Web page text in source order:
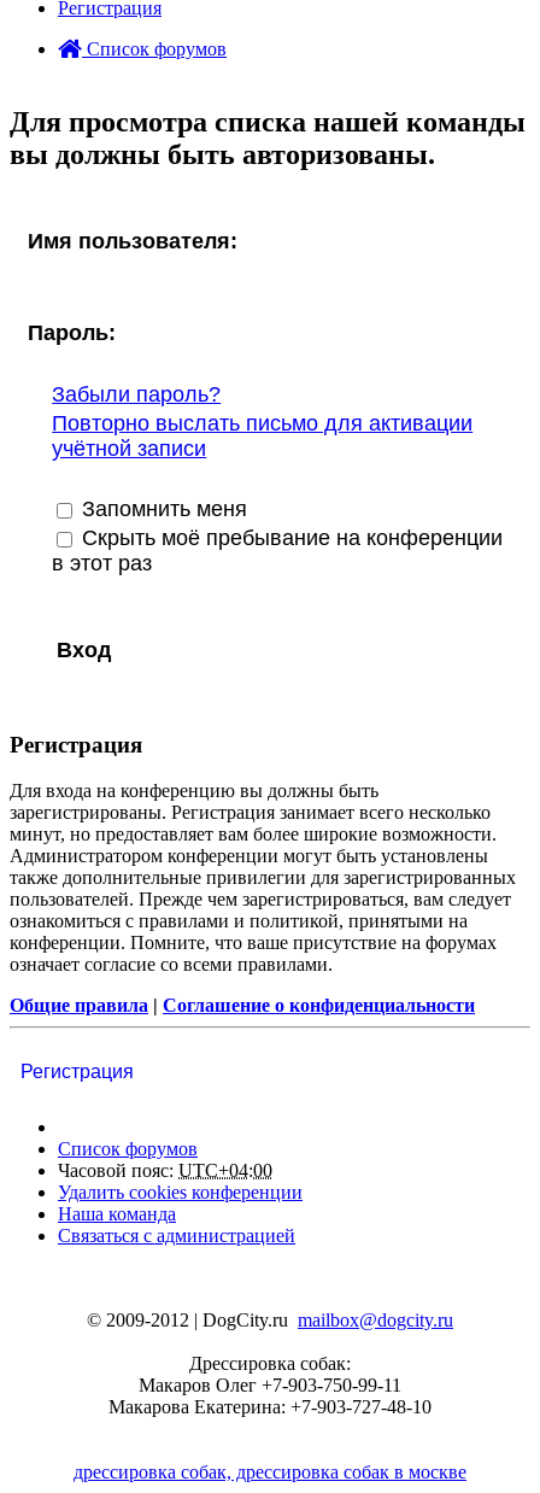
Регистрация
Список форумов
Для просмотра списка нашей команды
вы должны быть авторизованы.
Имя пользователя:
Пароль:
Забыли пароль?
Повторно выслать письмо для активации
учётной записи
Запомнить меня
Скрыть моё пребывание на конференции
в этот раз
Регистрация
Для входа на конференцию вы должны быть
зарегистрированы. Регистрация занимает всего несколько
минут, но предоставляет вам более широкие возможности.
Администратором конференции могут быть установлены
также дополнительные привилегии для зарегистрированных
пользователей. Прежде чем зарегистрироваться, вам следует
ознакомиться с правилами и политикой, принятыми на
конференции. Помните, что ваше присутствие на форумах
означает согласие со всеми правилами.
Общие правила
Соглашение о конфиденциальности
Регистрация
Список форумов
Часовой пояс: UTC+04:00
Удалить cookies конференции
Наша команда
Связаться с администрацией
© 2009-2012 | DogCity.ru mailbox@dogcity.ru
Дрессировка собак:
Макаров Олег +7-903-750-99-11
Макарова Екатерина: +7-903-727-48-10
дрессировка собак, дрессировка собак в москве